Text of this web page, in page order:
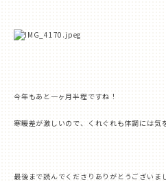
今年もあと一ヶ月半程ですね！
寒暖差が激しいので、くれぐれも体調には気
最後まで読んでくださりありがとうございま